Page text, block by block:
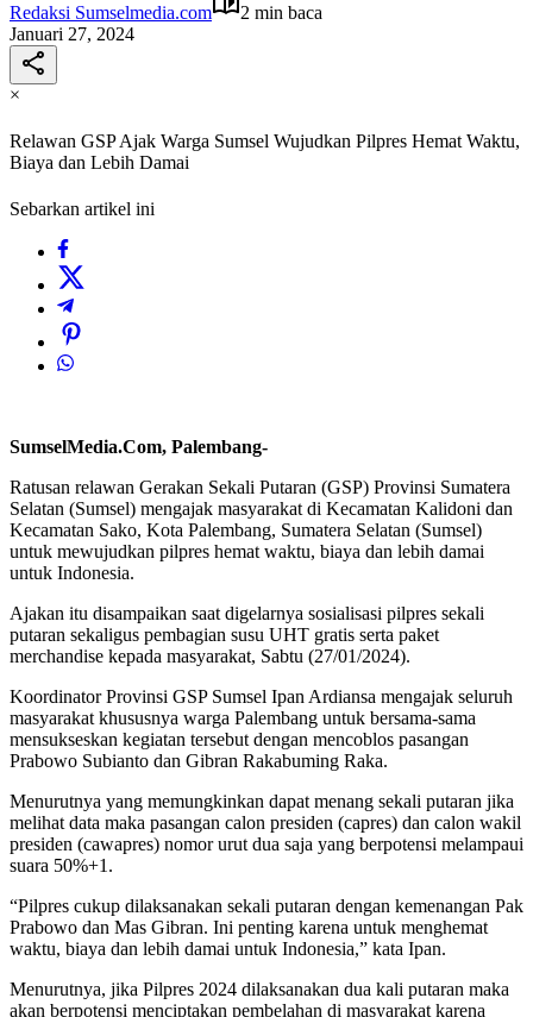
Redaksi Sumselmedia.com
2 min baca
Januari 27, 2024
×
Relawan GSP Ajak Warga Sumsel Wujudkan Pilpres Hemat Waktu,
Biaya dan Lebih Damai
Sebarkan artikel ini
SumselMedia.Com, Palembang-
Ratusan relawan Gerakan Sekali Putaran (GSP) Provinsi Sumatera
Selatan (Sumsel) mengajak masyarakat di Kecamatan Kalidoni dan
Kecamatan Sako, Kota Palembang, Sumatera Selatan (Sumsel)
untuk mewujudkan pilpres hemat waktu, biaya dan lebih damai
untuk Indonesia.
Ajakan itu disampaikan saat digelarnya sosialisasi pilpres sekali
putaran sekaligus pembagian susu UHT gratis serta paket
merchandise kepada masyarakat, Sabtu (27/01/2024).
Koordinator Provinsi GSP Sumsel Ipan Ardiansa mengajak seluruh
masyarakat khususnya warga Palembang untuk bersama-sama
mensukseskan kegiatan tersebut dengan mencoblos pasangan
Prabowo Subianto dan Gibran Rakabuming Raka.
Menurutnya yang memungkinkan dapat menang sekali putaran jika
melihat data maka pasangan calon presiden (capres) dan calon wakil
presiden (cawapres) nomor urut dua saja yang berpotensi melampaui
suara 50%+1.
“Pilpres cukup dilaksanakan sekali putaran dengan kemenangan Pak
Prabowo dan Mas Gibran. Ini penting karena untuk menghemat
waktu, biaya dan lebih damai untuk Indonesia,” kata Ipan.
Menurutnya, jika Pilpres 2024 dilaksanakan dua kali putaran maka
akan berpotensi menciptakan pembelahan di masyarakat karena